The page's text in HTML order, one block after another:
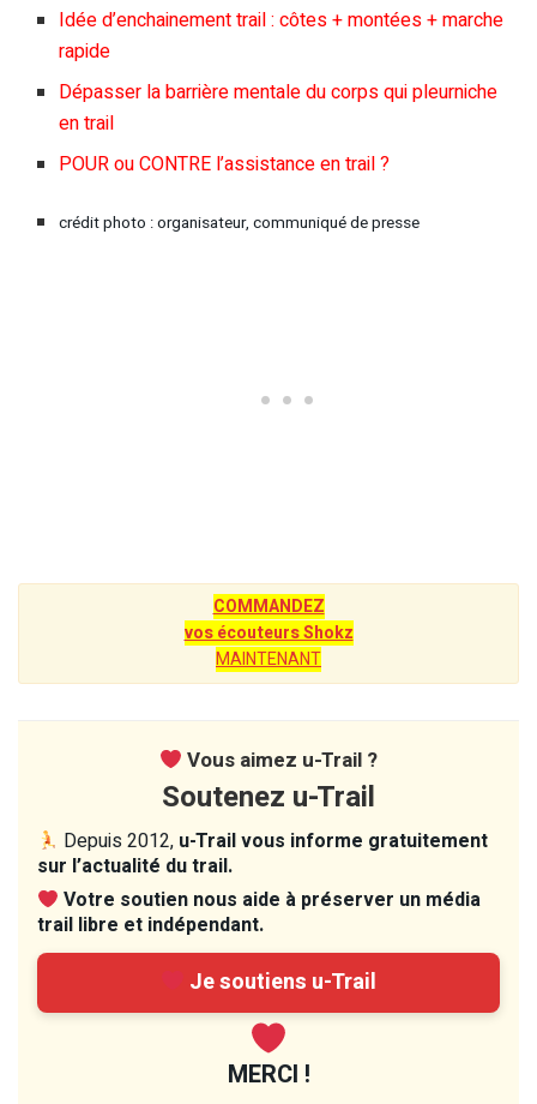
Idée d’enchainement trail : côtes + montées + marche
rapide
Dépasser la barrière mentale du corps qui pleurniche
en trail
POUR ou CONTRE l’assistance en trail ?
crédit photo : organisateur, communiqué de presse
COMMANDEZ
vos écouteurs Shokz
MAINTENANT
Vous aimez u-Trail ?
Soutenez u-Trail
Depuis 2012, u-Trail vous informe gratuitement
sur l’actualité du trail.
Votre soutien nous aide à préserver un média
trail libre et indépendant.
Je soutiens u-Trail
MERCI !